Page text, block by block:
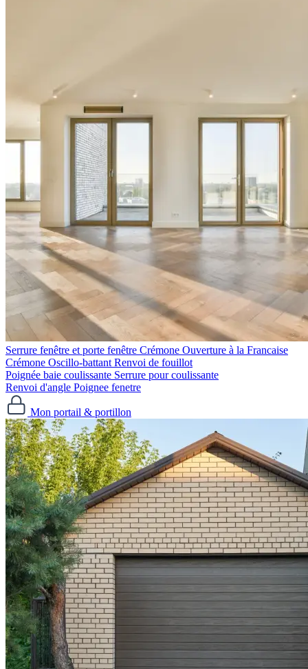
Serrure fenêtre et porte fenêtre
Crémone Ouverture à la Francaise
Crémone Oscillo-battant Renvoi de fouillot
Poignée baie coulissante Serrure pour coulissante
Renvoi d'angle Poignee fenetre
Mon portail & portillon